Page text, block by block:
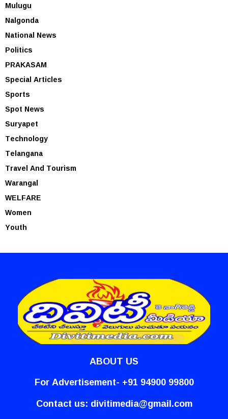
Mulugu
Nalgonda
National News
Politics
PRAKASAM
Special Articles
Sports
Spot News
Suryapet
Technology
Telangana
Travel And Tourism
Warangal
WELFARE
Women
Youth
ABOUT US
For Advertisement- +91 94900 99800
Contact us: divitimedia@gmail.com